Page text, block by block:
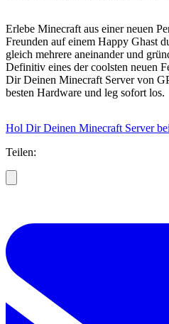
Erlebe Minecraft aus einer neuen
Freunden auf einem Happy Ghast
gleich mehrere aneinander und
Definitiv eines der coolsten neuen
Dir Deinen Minecraft Server von
besten Hardware und leg sofort los.
Hol Dir Deinen Minecraft Server
Teilen: